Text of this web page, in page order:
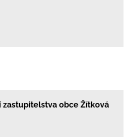
zastupitelstva obce Žítková